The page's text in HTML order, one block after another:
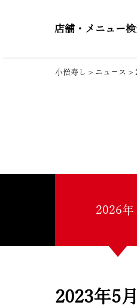
店舗・メニュー
小僧寿し > ニュ－ス >
2026年
2023年5